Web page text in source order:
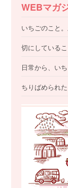
WEBマガ
いちごのこと
切にしている
日常から、い
ちりばめられた